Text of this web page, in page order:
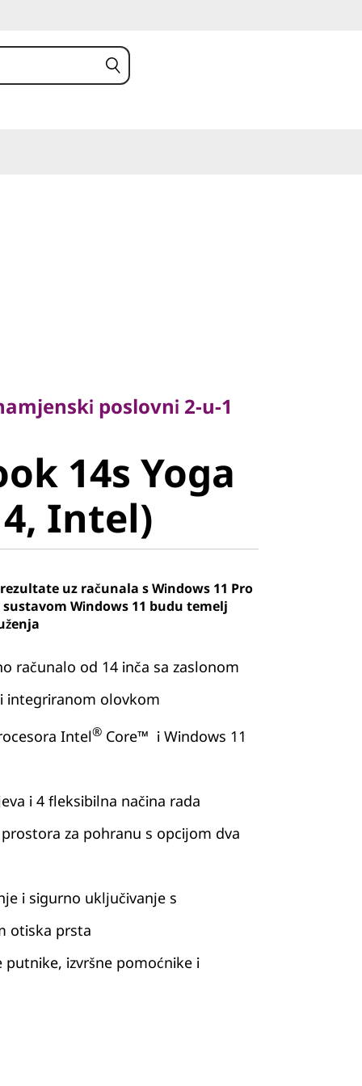
Intel)
poslovni 2-u-1
14s Yoga
Intel)
uz računala s Windows 11 Pro
Windows 11 budu temelj
računalo od 14 inča sa zaslonom
integriranom olovkom
Intel® Core™ i Windows 11
i 4 fleksibilna načina rada
za pohranu s opcijom dva
i sigurno uključivanje s
otiska prsta
putnike, izvršne pomoćnike i